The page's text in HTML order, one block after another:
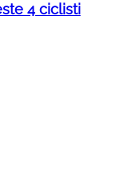
4 ciclisti